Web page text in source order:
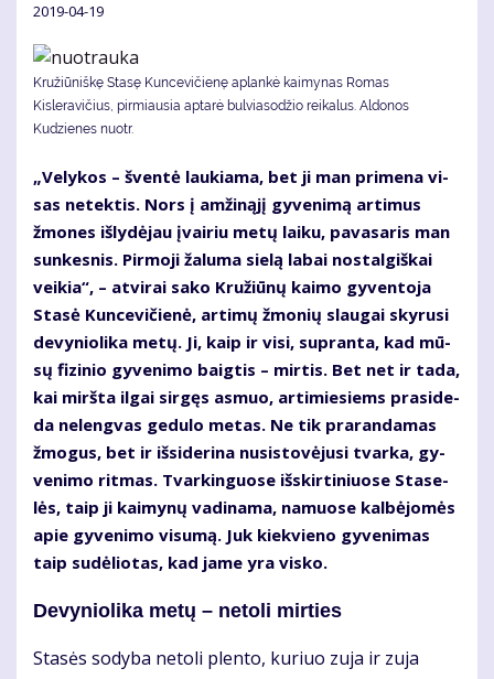
2019-04-19
Kružiūniškę Stasę Kuncevičienę aplankė kaimynas Romas
Kisleravičius, pirmiausia aptarė bulviasodžio reikalus. Aldonos
Kudzienes nuotr.
„Ve­ly­kos – šven­tė lau­kia­ma, bet ji man pri­me­na vi­
sas ne­tek­tis. Nors į am­ži­ną­jį gy­ve­ni­mą ar­ti­mus
žmo­nes iš­ly­dė­jau įvai­riu me­tų lai­ku, pa­va­sa­ris man
sun­kes­nis. Pir­mo­ji ža­lu­ma sie­lą la­bai nos­tal­giš­kai
vei­kia“, – at­vi­rai sa­ko Kru­žiū­nų kai­mo gy­ven­to­ja
Sta­sė Kun­ce­vi­čie­nė, ar­ti­mų žmo­nių slau­gai sky­ru­si
de­vy­nio­li­ka me­tų. Ji, kaip ir vi­si, su­pran­ta, kad mū­
sų fi­zi­nio gy­ve­ni­mo baig­tis – mir­tis. Bet net ir ta­da,
kai mirš­ta il­gai sir­gęs as­muo, ar­ti­mie­siems pra­si­de­
da ne­leng­vas ge­du­lo me­tas. Ne tik pra­ran­da­mas
žmo­gus, bet ir iš­si­de­ri­na nu­si­sto­vė­ju­si tvar­ka, gy­
ve­ni­mo rit­mas. Tvar­kin­guo­se iš­skir­ti­niuo­se Sta­se­
lės, taip ji kai­my­nų va­di­na­ma, na­muo­se kal­bė­jo­mės
apie gy­ve­ni­mo vi­su­mą. Juk kiek­vie­no gy­ve­ni­mas
taip su­dė­lio­tas, kad ja­me yra vis­ko.
De­vy­nio­li­ka me­tų – ne­to­li mir­ties
Sta­sės so­dy­ba ne­to­li plen­to, ku­riuo zu­ja ir zu­ja